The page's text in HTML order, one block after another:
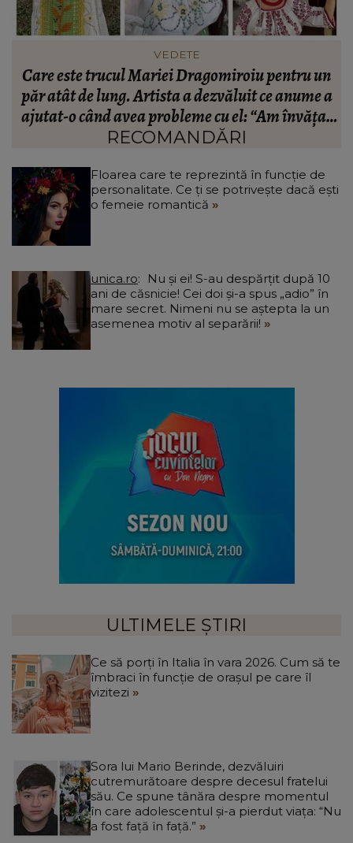
FASHION
Ce să porți în Italia în vara 2026. Cum să te
îmbraci în funcție de orașul pe care îl vizitezi
RECOMANDĂRI
Floarea care te reprezintă în funcție de
personalitate. Ce ți se potrivește dacă ești
o femeie romantică
unica.ro
ani de căsnicie! Cei doi și-a spus „adio” în
mare secret. Nimeni nu se aștepta la un
asemenea motiv al separării!
ULTIMELE ȘTIRI
Ce să porți în Italia în vara 2026. Cum să te
îmbraci în funcție de orașul pe care îl
vizitezi
Sora lui Mario Berinde, dezvăluiri
cutremurătoare despre decesul fratelui
său. Ce spune tânăra despre momentul
în care adolescentul și-a pierdut viața: “Nu
a fost față în față.”